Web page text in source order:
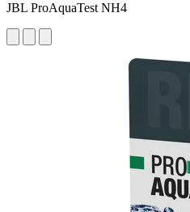
JBL ProAquaTest NH4